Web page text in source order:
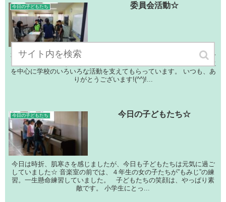
今日の子どもたち 委員会活動☆
本日６限目は議会・委員会の時間でした。 児童会の子どもたちも自分
たちの立てた公約などをもとに、計画をたてていました。 ５・６年生
を中心に学校のいろいろな活動を支えてもらっています。 いつも、あ
りがとうございます!(^^)!...
今日の子どもたち 今日の子どもたち☆
今日は時折、肌寒さを感じましたが、今日も子どもたちは元気に過ご
していました☆ 音楽室の前では、４年生の女の子たちが”もみじ”の練
習。一生懸命練習していました。 子どもたちの笑顔は、やっぱり素
敵です。 小学生にとっ...